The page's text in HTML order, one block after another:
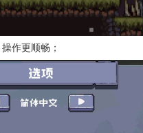
作更顺畅；